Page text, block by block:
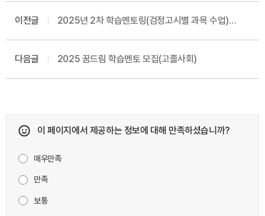
이전글
2025년 2차 학습멘토링(검정고시별 과목 수업)
다음글 2025 꿈드림 학습멘토 모집(고졸사회)
이 페이지에서 제공하는 정보에 대해 만족하셨습니까?
매우만족
만족
보통